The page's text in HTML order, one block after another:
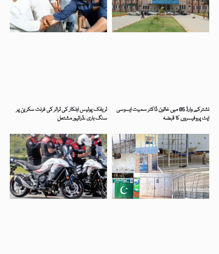
ٹریفک پولیس اہلکار کی ٹرالر کی فرنٹ سکرین پر
سنگ باری ،ڈرائیور مشتعل
نشترکے وارڈ 05 میں خاتون ڈاکٹر سمیت ایسوسی
ایٹ پروفیسروں کا قبضہ